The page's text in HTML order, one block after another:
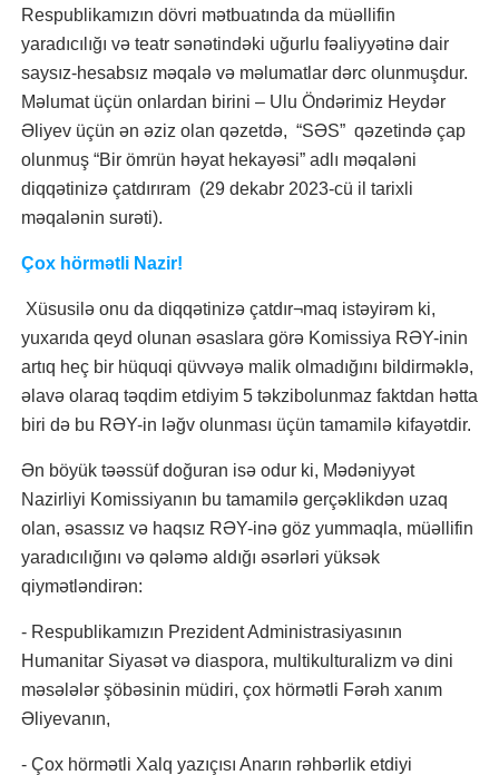
Respublikamızın dövri mətbuatında da müəllifin
yaradıcılığı və teatr sənətindəki uğurlu fəaliyyətinə dair
saysız-hesabsız məqalə və məlumatlar dərc olunmuşdur.
Məlumat üçün onlardan birini – Ulu Öndərimiz Heydər
Əliyev üçün ən əziz olan qəzetdə, “SƏS” qəzetində çap
olunmuş “Bir ömrün həyat hekayəsi” adlı məqaləni
diqqətinizə çatdırıram (29 dekabr 2023-cü il tarixli
məqalənin surəti).
Çox hörmətli Nazir!
Xüsusilə onu da diqqətinizə çatdır¬maq istəyirəm ki,
yuxarıda qeyd olunan əsaslara görə Komissiya RƏY-inin
artıq heç bir hüquqi qüvvəyə malik olmadığını bildirməklə,
əlavə olaraq təqdim etdiyim 5 təkzibolunmaz faktdan hətta
biri də bu RƏY-in ləğv olunması üçün tamamilə kifayətdir.
Ən böyük təəssüf doğuran isə odur ki, Mədəniyyət
Nazirliyi Komissiyanın bu tamamilə gerçəklikdən uzaq
olan, əsassız və haqsız RƏY-inə göz yummaqla, müəllifin
yaradıcılığını və qələmə aldığı əsərləri yüksək
qiymətləndirən:
- Respublikamızın Prezident Administrasiyasının
Humanitar Siyasət və diaspora, multikulturalizm və dini
məsələlər şöbəsinin müdiri, çox hörmətli Fərəh xanım
Əliyevanın,
- Çox hörmətli Xalq yazıçısı Anarın rəhbərlik etdiyi